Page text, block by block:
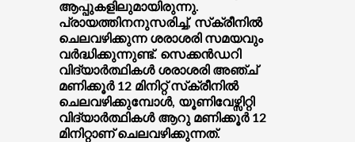
ആപ്പുകളിലുമായിരുന്നു.
പ്രായത്തിനനുസരിച്ച്, സ്‌ക്രീനില്‍
ചെലവഴിക്കുന്ന ശരാശരി സമയവും
വര്‍ദ്ധിക്കുന്നുണ്ട്. സെക്കന്‍ഡറി
വിദ്യാര്‍ത്ഥികള്‍ ശരാശരി അഞ്ച്
മണിക്കൂര്‍ 12 മിനിറ്റ് സ്‌ക്രീനില്‍
ചെലവഴിക്കുമ്പോള്‍, യൂണിവേഴ്സിറ്റി
വിദ്യാര്‍ത്ഥികള്‍ ആറു മണിക്കൂര്‍ 12
മിനിറ്റാണ് ചെലവഴിക്കുന്നത്.